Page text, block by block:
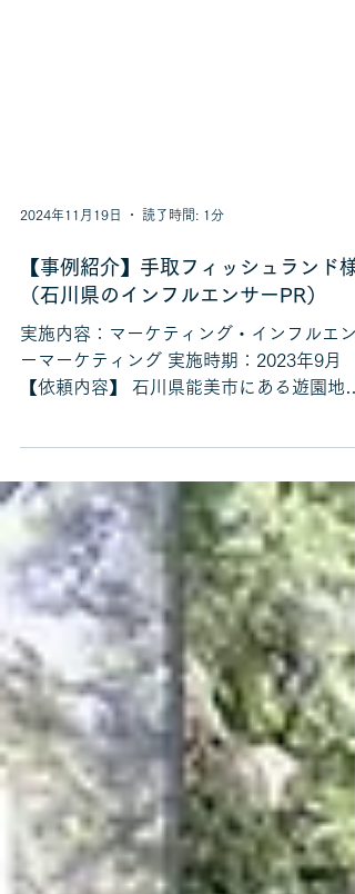
【事例紹介】手取フィッシュランド様
（石川県のインフルエンサーPR）
実施内容：マーケティング・インフルエン
ーマーケティング 実施時期：2023年9月
【依頼内容】 石川県能美市にある遊園地
「手取フィッシュランド」さん。 夏休みも
終わった秋口の涼しくなる季節の集客とし
インフルエンサーマーケティングをご依頼
ただきました。 【提供内容】...